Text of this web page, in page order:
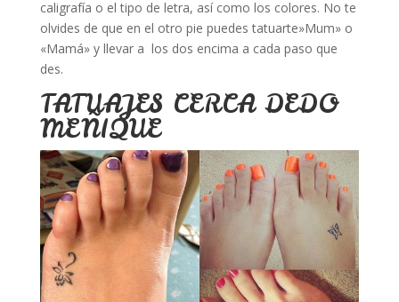
caligrafía o el tipo de letra, así como los colores. No te
olvides de que en el otro pie puedes tatuarte»Mum» o
«Mamá» y llevar a los dos encima a cada paso que
des.
TATUAJES CERCA DEDO
MEÑIQUE